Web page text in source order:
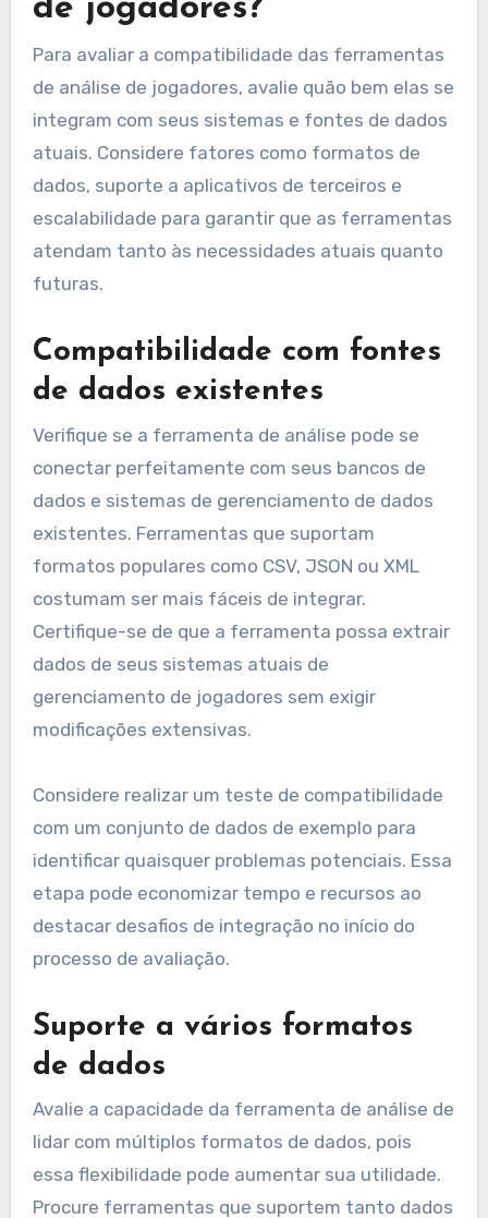
de jogadores?
Para avaliar a compatibilidade das ferramentas
de análise de jogadores, avalie quão bem elas se
integram com seus sistemas e fontes de dados
atuais. Considere fatores como formatos de
dados, suporte a aplicativos de terceiros e
escalabilidade para garantir que as ferramentas
atendam tanto às necessidades atuais quanto
futuras.
Compatibilidade com fontes
de dados existentes
Verifique se a ferramenta de análise pode se
conectar perfeitamente com seus bancos de
dados e sistemas de gerenciamento de dados
existentes. Ferramentas que suportam
formatos populares como CSV, JSON ou XML
costumam ser mais fáceis de integrar.
Certifique-se de que a ferramenta possa extrair
dados de seus sistemas atuais de
gerenciamento de jogadores sem exigir
modificações extensivas.
Considere realizar um teste de compatibilidade
com um conjunto de dados de exemplo para
identificar quaisquer problemas potenciais. Essa
etapa pode economizar tempo e recursos ao
destacar desafios de integração no início do
processo de avaliação.
Suporte a vários formatos
de dados
Avalie a capacidade da ferramenta de análise de
lidar com múltiplos formatos de dados, pois
essa flexibilidade pode aumentar sua utilidade.
Procure ferramentas que suportem tanto dados